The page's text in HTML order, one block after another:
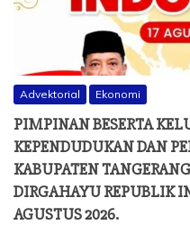
Advektorial Ekonomi
PIMPINAN BESERTA
KEPENDUDUKAN DAN
KABUPATEN
DIRGAHAYU REPUBLIK
AGUSTUS 2026.